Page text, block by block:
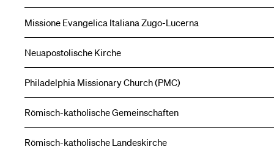
Missione Evangelica Italiana Zugo-Lucerna
Neuapostolische Kirche
Philadelphia Missionary Church (PMC)
Römisch-katholische Gemeinschaften
Römisch-katholische Landeskirche